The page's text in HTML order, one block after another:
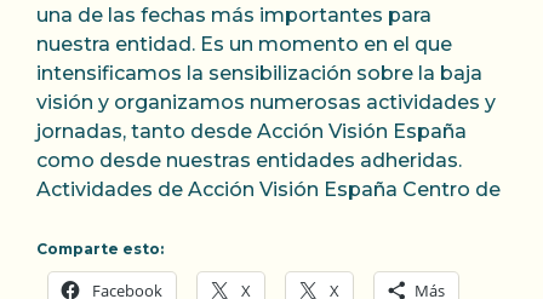
una de las fechas más importantes para
nuestra entidad. Es un momento en el que
intensificamos la sensibilización sobre la baja
visión y organizamos numerosas actividades y
jornadas, tanto desde Acción Visión España
como desde nuestras entidades adheridas.
Actividades de Acción Visión España Centro de
Comparte esto:
Facebook X X Más